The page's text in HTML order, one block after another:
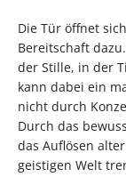
Die Tür öffnet
Bereitschaft
der Stille, in der
kann dabei ein
nicht durch
Durch das
das Auflösen
geistigen Welt